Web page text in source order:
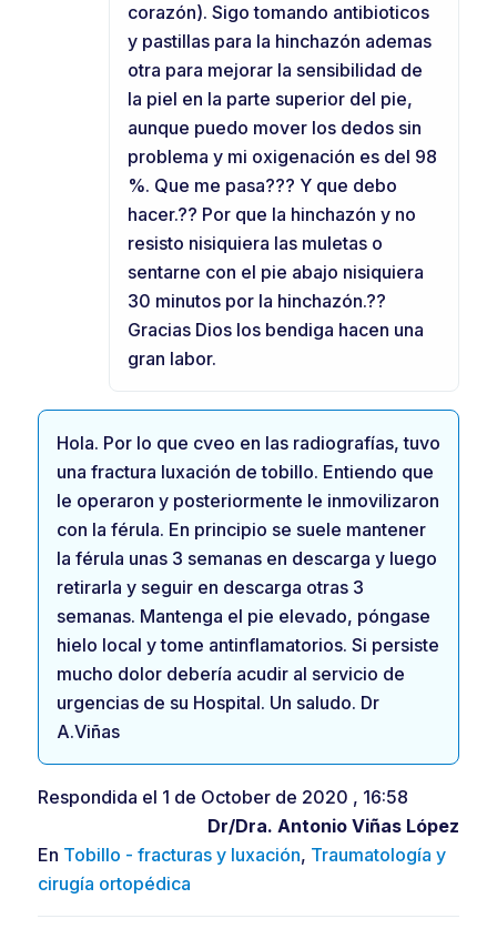
corazón). Sigo tomando antibioticos
y pastillas para la hinchazón ademas
otra para mejorar la sensibilidad de
la piel en la parte superior del pie,
aunque puedo mover los dedos sin
problema y mi oxigenación es del 98
%. Que me pasa??? Y que debo
hacer.?? Por que la hinchazón y no
resisto nisiquiera las muletas o
sentarne con el pie abajo nisiquiera
30 minutos por la hinchazón.??
Gracias Dios los bendiga hacen una
gran labor.
Hola. Por lo que cveo en las radiografías, tuvo
una fractura luxación de tobillo. Entiendo que
le operaron y posteriormente le inmovilizaron
con la férula. En principio se suele mantener
la férula unas 3 semanas en descarga y luego
retirarla y seguir en descarga otras 3
semanas. Mantenga el pie elevado, póngase
hielo local y tome antinflamatorios. Si persiste
mucho dolor debería acudir al servicio de
urgencias de su Hospital. Un saludo. Dr
A.Viñas
Respondida el 1 de October de 2020 , 16:58
Dr/Dra. Antonio Viñas López
En Tobillo - fracturas y luxación, Traumatología y
cirugía ortopédica